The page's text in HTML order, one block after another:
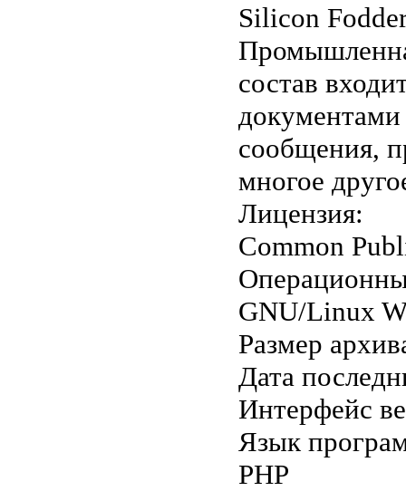
Silicon
состав
сообщения,
многое
Лицензия:
Common
GNU/Linux
Размер
Дата
Интерфейс
Язык
PHP